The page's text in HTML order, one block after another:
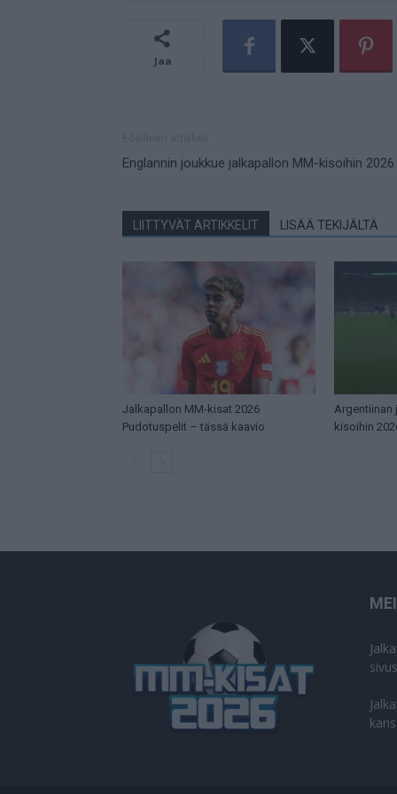
Jaa
Englannin joukkue jalkapallon MM-kisoihin 2026
LIITTYVÄT ARTIKKELIT LISÄÄ TEKIJÄLTÄ
Jalkapallon MM-kisat 2026
Pudotuspelit – tässä kaavio
Argentiinan
kisoihin